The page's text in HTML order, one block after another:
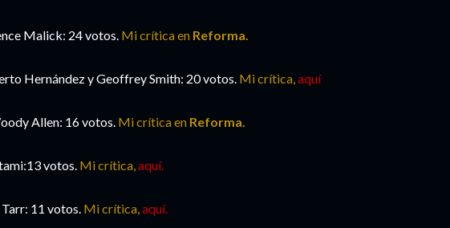
Malick: 24 votos. Mi crítica en Reforma.
Hernández y Geoffrey Smith: 20 votos. Mi crítica,aquí
Allen: 16 votos. Mi crítica en Reforma.
votos. Mi crítica,aquí.
Tarr: 11 votos. Mi crítica,aquí.